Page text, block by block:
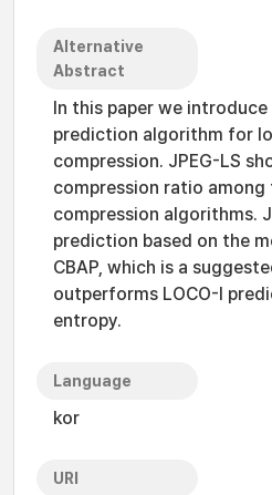
Alternative
Abstract
In this paper we
prediction algorithm for
compression. JPEG-LS
compression ratio among
compression algorithms.
prediction based on the
CBAP, which is a
outperforms LOCO-I
entropy.
Language
kor
URI